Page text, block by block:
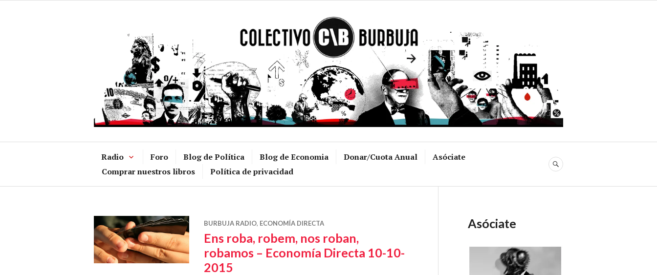
Radio Foro Blog de Política Blog de Economia Donar/Cuota Anual
Asóciate
Comprar nuestros libros
Política de privacidad
BUSCAR
BURBUJA RADIO, ECONOMÍA DIRECTA
Ens roba, robem, nos roban,
robamos – Economía Directa 10-10-
2015
Asóciate